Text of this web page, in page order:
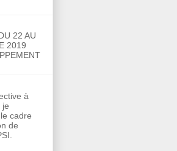
22 AU
2019
à
je
cadre
de